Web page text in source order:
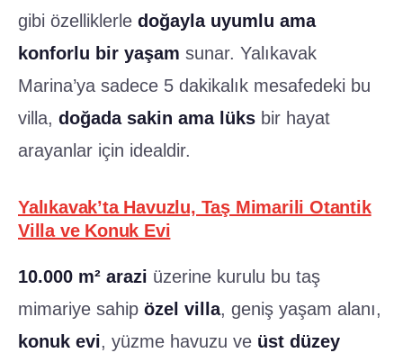
gibi özelliklerle doğayla uyumlu ama
konforlu bir yaşam sunar. Yalıkavak
Marina’ya sadece 5 dakikalık mesafedeki bu
villa, doğada sakin ama lüks bir hayat
arayanlar için idealdir.
Yalıkavak’ta Havuzlu, Taş Mimarili Otantik
Villa ve Konuk Evi
10.000 m² arazi üzerine kurulu bu taş
mimariye sahip özel villa, geniş yaşam alanı,
konuk evi, yüzme havuzu ve üst düzey